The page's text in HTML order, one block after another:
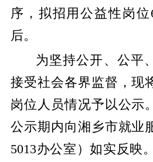
序，拟招用公益性岗
后。
为坚持公开、公平
接受社会各界监督，现
岗位人员情况予以公示
公示期内向湘乡市就业
5013办公室 ）如实反映